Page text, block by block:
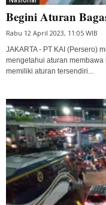
Begini Aturan
Rabu 12 April 2023, 11:05 WIB
JAKARTA - PT KAI (Persero)
mengetahui aturan
memiliki aturan tersendiri...